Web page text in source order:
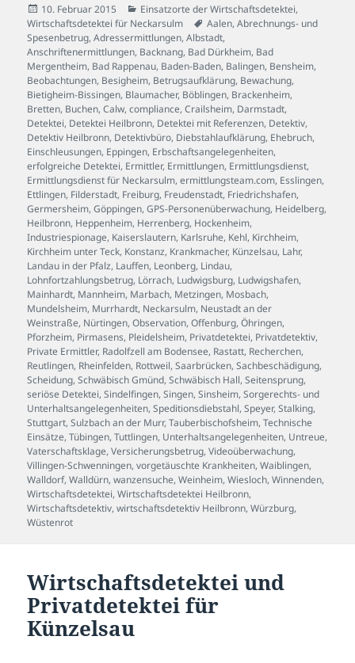
Veröffentlicht
am
10. Februar 2015 Kategorien
Einsatzorte der Wirtschaftsdetektei,
Wirtschaftsdetektei für Neckarsulm
Schlagwörter
Aalen,Abrechnungs- und
Spesenbetrug,Adressermittlungen,Albstadt,
Anschriftenermittlungen, Backnang, Bad Dürkheim, Bad
Mergentheim, Bad Rappenau, Baden-Baden, Balingen, Bensheim,
Beobachtungen, Besigheim, Betrugsaufklärung, Bewachung,
Bietigheim-Bissingen, Blaumacher, Böblingen, Brackenheim,
Bretten, Buchen,Calw,compliance,Crailsheim, Darmstadt,
Detektei, Detektei Heilbronn, Detektei mit Referenzen, Detektiv,
Detektiv Heilbronn, Detektivbüro, Diebstahlaufklärung, Ehebruch,
Einschleusungen, Eppingen, Erbschaftsangelegenheiten,
erfolgreiche Detektei, Ermittler, Ermittlungen, Ermittlungsdienst,
Ermittlungsdienst für Neckarsulm,ermittlungsteam.com, Esslingen,
Ettlingen, Filderstadt, Freiburg, Freudenstadt, Friedrichshafen,
Germersheim,Göppingen,GPS-Personenüberwachung, Heidelberg,
Heilbronn, Heppenheim, Herrenberg, Hockenheim,
Industriespionage, Kaiserslautern, Karlsruhe, Kehl, Kirchheim,
Kirchheim unter Teck, Konstanz, Krankmacher, Künzelsau, Lahr,
Landau in der Pfalz, Lauffen, Leonberg, Lindau,
Lohnfortzahlungsbetrug, Lörrach, Ludwigsburg, Ludwigshafen,
Mainhardt, Mannheim, Marbach, Metzingen, Mosbach,
Mundelsheim, Murrhardt, Neckarsulm, Neustadt an der
Weinstraße, Nürtingen,Observation,Offenburg,Öhringen,
Pforzheim, Pirmasens, Pleidelsheim, Privatdetektei, Privatdetektiv,
Private Ermittler, Radolfzell am Bodensee, Rastatt, Recherchen,
Reutlingen, Rheinfelden, Rottweil,Saarbrücken,Sachbeschädigung,
Scheidung,Schwäbisch Gmünd,Schwäbisch Hall,Seitensprung,
seriöse Detektei,Sindelfingen,Singen,Sinsheim,Sorgerechts- und
Unterhaltsangelegenheiten,Speditionsdiebstahl,Speyer,Stalking,
Stuttgart,Sulzbach an der Murr,Tauberbischofsheim,Technische
Einsätze,Tübingen,Tuttlingen, Unterhaltsangelegenheiten, Untreue,
Vaterschaftsklage,Versicherungsbetrug,Videoüberwachung,
Villingen-Schwenningen,vorgetäuschte Krankheiten,Waiblingen,
Walldorf,Walldürn,wanzensuche,Weinheim,Wiesloch,Winnenden,
Wirtschaftsdetektei,Wirtschaftsdetektei Heilbronn,
Wirtschaftsdetektiv,wirtschaftsdetektiv Heilbronn,Würzburg,
Wüstenrot
Wirtschaftsdetektei und
Privatdetektei für
Künzelsau